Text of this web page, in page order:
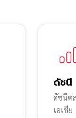
ดัชนี
ดัชนีต
เอเชีย